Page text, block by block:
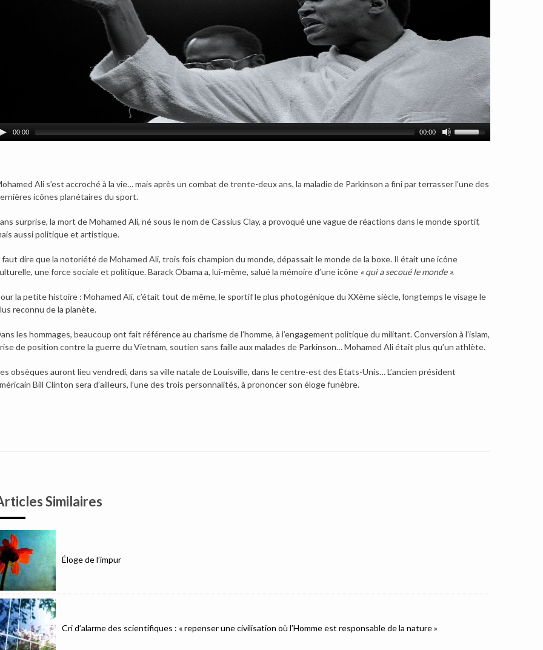
00:00 00:00
Ali s’est accroché à la vie… mais après un combat de trente-deux ans, la maladie de Parkinson a fini par terrasser l’une des
icônes planétaires du sport.
surprise, la mort de Mohamed Ali, né sous le nom de Cassius Clay, a provoqué une vague de réactions dans le monde sportif,
aussi politique et artistique.
faut dire que la notoriété de Mohamed Ali, trois fois champion du monde, dépassait le monde de la boxe. Il était une icône
une force sociale et politique. Barack Obama a, lui-même, salué la mémoire d’une icône « qui a secoué le monde ».
la petite histoire : Mohamed Ali, c’était tout de même, le sportif le plus photogénique du XXème siècle, longtemps le visage le
reconnu de la planète.
les hommages, beaucoup ont fait référence au charisme de l’homme, à l’engagement politique du militant. Conversion à l’islam,
de position contre la guerre du Vietnam, soutien sans faille aux malades de Parkinson… Mohamed Ali était plus qu’un athlète.
obsèques auront lieu vendredi, dans sa ville natale de Louisville, dans le centre-est des États-Unis… L’ancien président
Bill Clinton sera d’ailleurs, l’une des trois personnalités, à prononcer son éloge funèbre.
Similaires
Éloge de l’impur
Cri d’alarme des scientifiques : « repenser une civilisation où l’Homme est responsable de la nature »